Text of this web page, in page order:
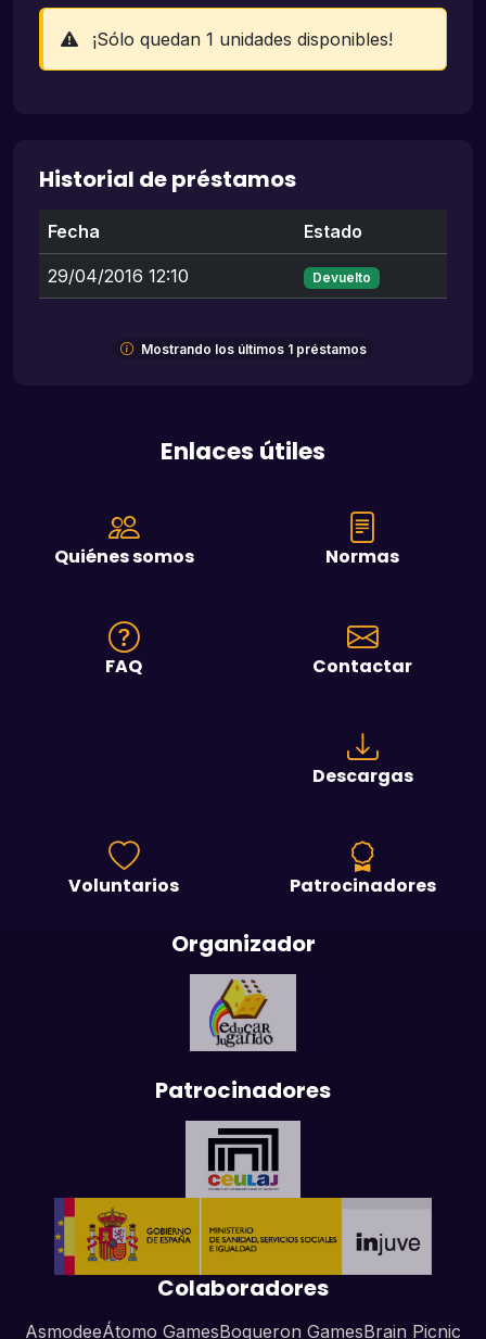
¡Sólo quedan 1 unidades disponibles!
Historial de préstamos
Fecha Estado
29/04/2016 12:10 Devuelto
Mostrando los últimos 1 préstamos
Enlaces útiles
Quiénes somos Normas
FAQ Contactar
Descargas
Voluntarios Patrocinadores
Organizador
Patrocinadores
Colaboradores
AsmodeeÁtomo GamesBoqueron GamesBrain Picnic